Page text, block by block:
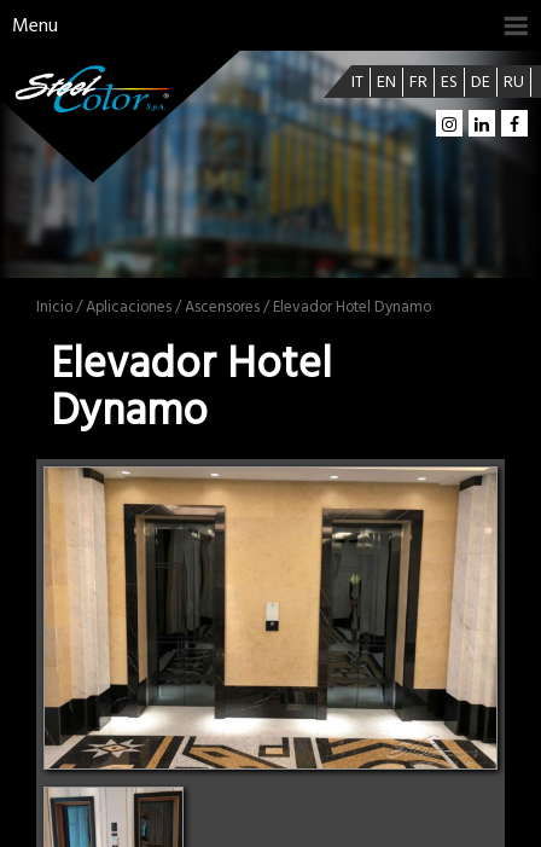
Menu
IT EN FR ES DE RU
Inicio/Aplicaciones/Ascensores/ Elevador Hotel Dynamo
Elevador Hotel
Dynamo